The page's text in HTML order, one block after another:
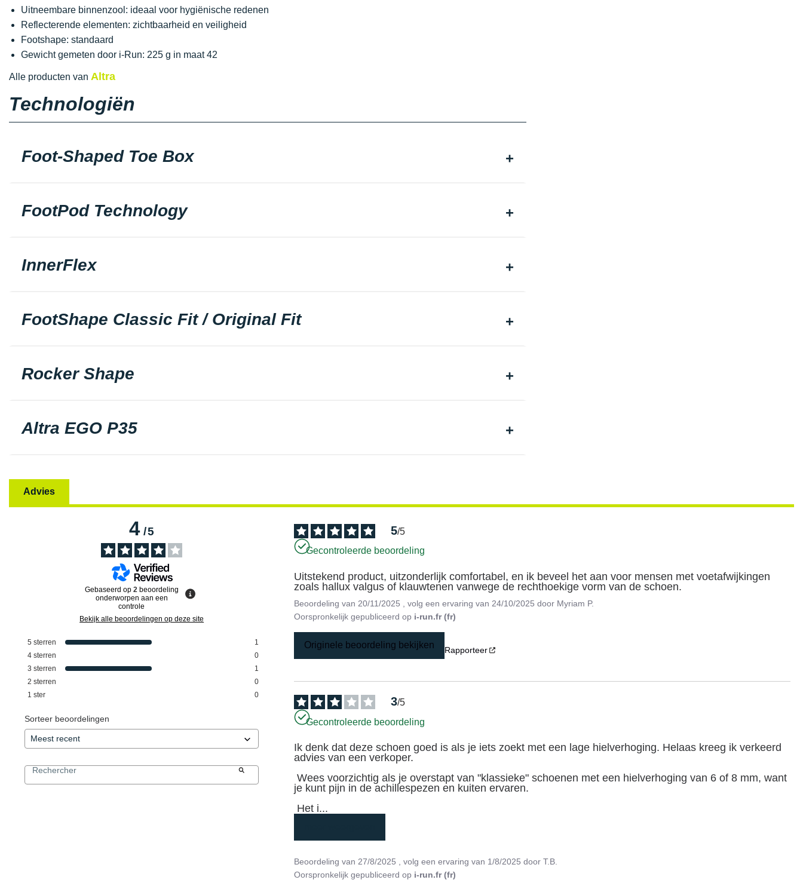
Uitneembare binnenzool: ideaal voor hygiënische redenen
Reflecterende elementen: zichtbaarheid en veiligheid
Footshape: standaard
Gewicht gemeten door i-Run: 225 g in maat 42
Alle producten van Altra
Technologiën
Foot-Shaped Toe Box
FootPod Technology
InnerFlex
FootShape Classic Fit / Original Fit
Rocker Shape
Altra EGO P35
Advies
4/5
Gebaseerd op 2 beoordeling
onderworpen aan een
controle
Bekijk alle beoordelingen op deze site
5 sterren
1
4 sterren
0
3 sterren
1
2 sterren
0
1 ster 0
Sorteer beoordelingen
5/5
Gecontroleerde beoordeling
Uitstekend product, uitzonderlijk comfortabel, en ik beveel het aan voor mensen met voetafwijkingen
zoals hallux valgus of klauwtenen vanwege de rechthoekige vorm van de schoen.
Beoordeling van 20/11/2025 , volg een ervaring van 24/10/2025 door Myriam P.
Oorspronkelijk gepubliceerd op i-run.fr (fr)
Originele beoordeling bekijken Rapporteer
3/5
Gecontroleerde beoordeling
Ik denk dat deze schoen goed is als je iets zoekt met een lage hielverhoging. Helaas kreeg ik verkeerd
advies van een verkoper.
Wees voorzichtig als je overstapt van "klassieke" schoenen met een hielverhoging van 6 of 8 mm, want
je kunt pijn in de achillespezen en kuiten ervaren.
Het i...
Beoordeling van27/8/2025 , volg een ervaring van 1/8/2025 doorT.B.
Oorspronkelijk gepubliceerd op i-run.fr (fr)